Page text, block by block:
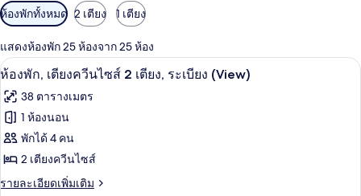
ตัว
กรอง
ที่
มี
ให้
สำหรับ
ห้อง
พัก
ห้องพักทั้งหมด 2 เตียง 1 เตียง
แสดงห้องพัก 25 ห้องจาก 25 ห้อง
เปิด
ภาพถ่าย
ทั้งหมด
ของ
ห้อง
พัก,
เครื่องนอนป้องกันสารก่อภูมิแพ้, ตู้นิรภั
4
ห้องพัก, เตียงควีนไซส์ 2 เตียง, ระเบียง (View)
38 ตารางเมตร
1 ห้องนอน
พักได้ 4 คน
2 เตียงควีนไซส์
รายละเอียดเพิ่มเติม
ราย